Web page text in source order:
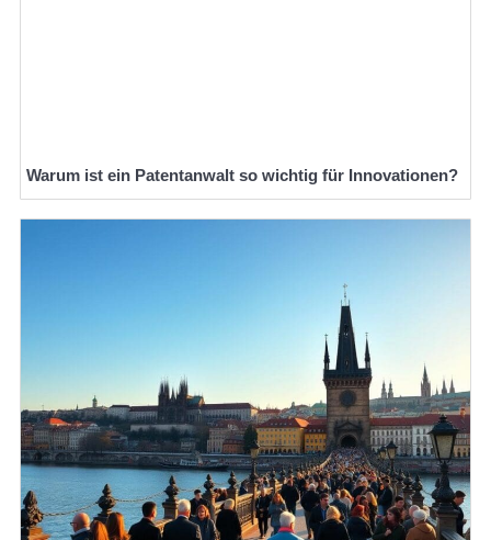
Warum ist ein Patentanwalt so wichtig für Innovationen?